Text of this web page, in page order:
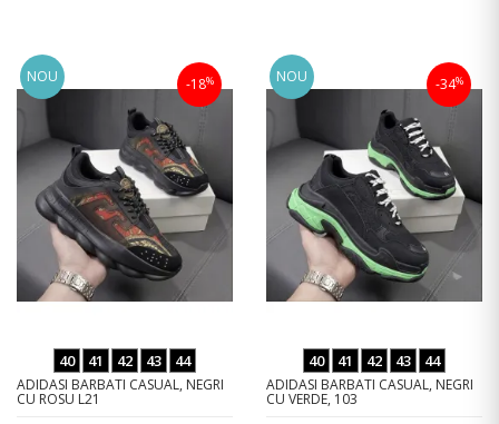
-18%
NOU
40 41 42 43 44
ADIDASI BARBATI CASUAL, NEGRI
CU ROSU L21
-34%
NOU
40 41 42 43 44
ADIDASI BARBATI CASUAL, NEGRI
CU VERDE, 103